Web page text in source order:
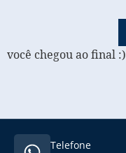
você chegou ao final :)
Telefone